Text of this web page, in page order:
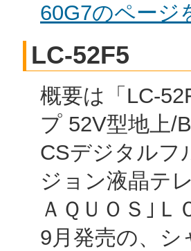
60G7のページ
LC-52F5
概要は「LC-
プ 52V型地上/
CSデジタルフ
ジョン液晶テ
ＡＱＵＯＳ｣Ｌ
9月発売の、シ